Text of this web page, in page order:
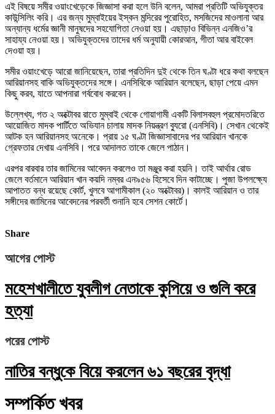
এই বিষয়ে সমীর ওয়াংখেড়েকে জিজ্ঞাসা করা হলে উনি বলেন, আমরা প্রতিটি অভিযুক্তর
কাউন্সিলিং করি। এর জন্য মুম্বাইয়ের ইস্কন মন্দিরের পুরোহিত, মসজিদের মাওলানা আর
অন্যান্য ধর্মের জ্ঞানী মানুষদের সহযোগিতা নেওয়া হয়। এছাড়াও বিভিন্ন এনজিও’র
সাহায্য নেওয়া হয়। অভিযুক্তদের তাদের ধর্ম অনুযায়ী কোরআন, গীতা আর বাইবেল
দেওয়া হয়।
সমীর ওয়াংখেড়ে আরো জানিয়েছেন, তারা প্রতিদিন দুই থেকে তিন ঘণ্টা ধরে কথা বলছেন
আরিয়ানসহ বাকি অভিযুক্তদের সঙ্গে। এনসিবিকে আরিয়ান বলেছেন, ছাড়া পেয়ে এমন
কিছু করব, যাতে আপনারা গর্ববোধ করবেন।
উল্লেখ্য, গত ২ অক্টোবর রাতে মুম্বাই থেকে গোয়াগামী একটি বিলাসবহুল প্রমোদতরিতে
আয়োজিত মাদক পার্টিতে অভিযান চালায় মাদক নিয়ন্ত্রণ ব্যুরো (এনসিবি)। সেখান থেকেই
আটক হন আরিয়ানসহ অনেকে। প্রায় ১৫ ঘণ্টা জিজ্ঞাসাবাদের পর আরিয়ান খানকে
গ্রেফতার দেখায় এনসিবি। পরে আদালত তাকে জেলে পাঠান।
এরপর বারবার তার জামিনের আবেদন করলেও তা মঞ্জুর করা হয়নি। তাই আর্থার রোড
জেলে বর্তমানে আরিয়ান খান কয়দি নম্বর এন৯৫৬ হিসেবে দিন কাটাচ্ছে। পুজা উপলক্ষ্যে
আপাতত বন্ধ রয়েছে কোর্ট, খুলবে আগামীকাল (২০ অক্টোবর)। কালই আরিয়ান ও তার
সঙ্গীদের জামিনের আবেদনের পরবর্তী শুনানি হবে সেশন কোর্টে।
Share
আগের পোস্ট
মহেশখালীতে যুবলীগ নেতাকে কুপিয়ে ও গুলি করে
হত্যা
পরের পোস্ট
নাতির বন্ধুকে বিয়ে করলেন ৬১ বছরের বৃদ্ধা
সম্পর্কিত খবর